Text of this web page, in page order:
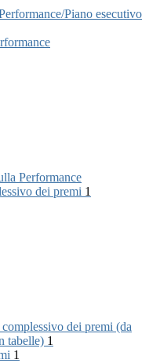
Piano esecutivo
Performance
dei premi 1
dei premi (da
tabelle) 1
1